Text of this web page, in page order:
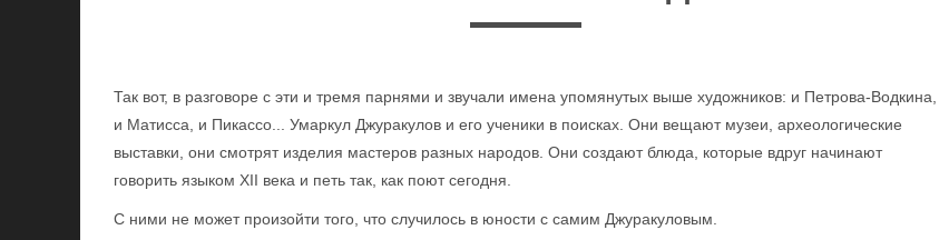
Так вот, в разговоре с эти и тремя парнями и звучали имена упомянутых выше художников: и Петрова-Водкина,
и Матисса, и Пикассо... Умаркул Джуракулов и его ученики в поисках. Они вещают музеи, археологические
выставки, они смотрят изделия мастеров разных народов. Они создают блюда, которые вдруг начинают
говорить языком XII века и петь так, как поют сегодня.
С ними не может произойти того, что случилось в юности с самим Джуракуловым.